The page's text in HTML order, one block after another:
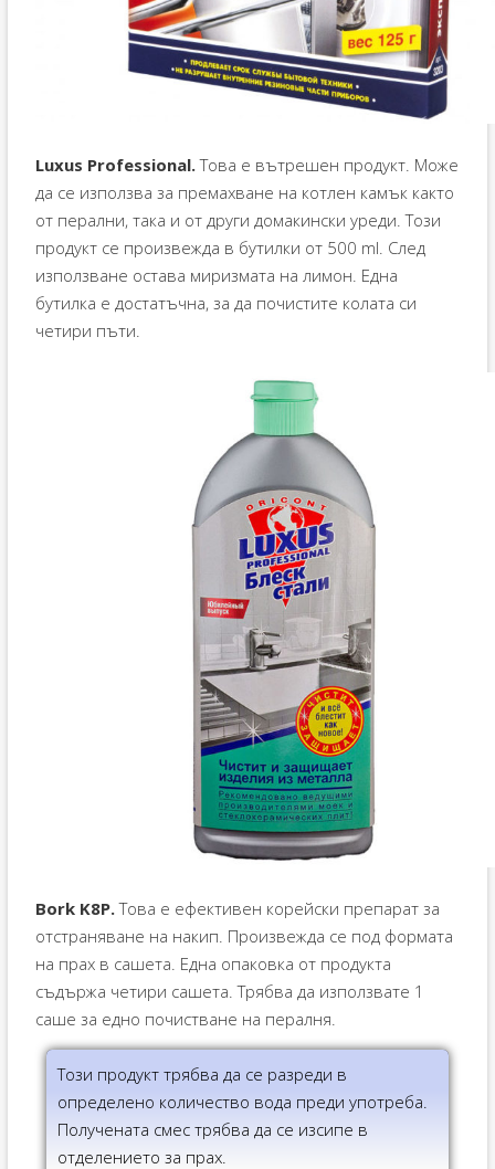
Luxus Professional.Това е вътрешен продукт. Може
да се използва за премахване на котлен камък както
от перални, така и от други домакински уреди. Този
продукт се произвежда в бутилки от 500 ml. След
използване остава миризмата на лимон. Една
бутилка е достатъчна, за да почистите колата си
четири пъти.
Bork K8P.Това е ефективен корейски препарат за
отстраняване на накип. Произвежда се под формата
на прах в сашета. Една опаковка от продукта
съдържа четири сашета. Трябва да използвате 1
саше за едно почистване на пералня.
Този продукт трябва да се разреди в
определено количество вода преди употреба.
Получената смес трябва да се изсипе в
отделението за прах.